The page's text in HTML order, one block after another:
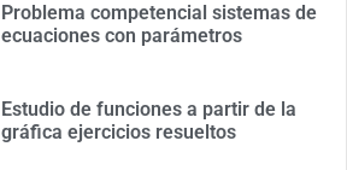
Problema competencial sistemas de
ecuaciones con parámetros
Estudio de funciones a partir de la
gráfica ejercicios resueltos